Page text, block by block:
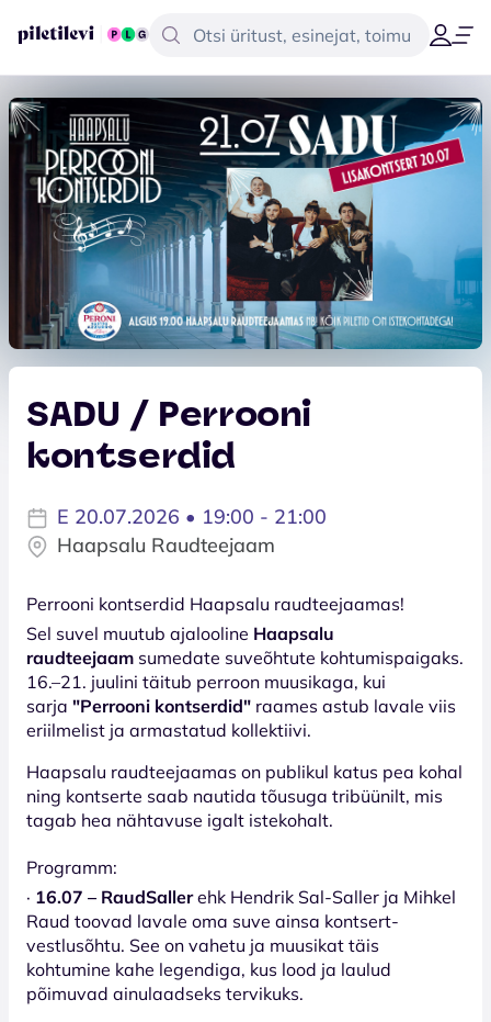
SADU / Perrooni
kontserdid
E 20.07.2026 • 19:00 - 21:00
Haapsalu Raudteejaam
Perrooni kontserdid Haapsalu raudteejaamas!
Sel suvel muutub ajalooline Haapsalu
raudteejaam sumedate suveõhtute kohtumispaigaks.
16.–21. juulini täitub perroon muusikaga, kui
sarja "Perrooni kontserdid" raames astub lavale viis
eriilmelist ja armastatud kollektiivi.
Haapsalu raudteejaamas on publikul katus pea kohal
ning kontserte saab nautida tõusuga tribüünilt, mis
tagab hea nähtavuse igalt istekohalt.
Programm:
· 16.07 – RaudSallerehk Hendrik Sal-Saller ja Mihkel
Raud toovad lavale oma suve ainsa kontsert-
vestlusõhtu. See on vahetu ja muusikat täis
kohtumine kahe legendiga, kus lood ja laulud
põimuvad ainulaadseks tervikuks.